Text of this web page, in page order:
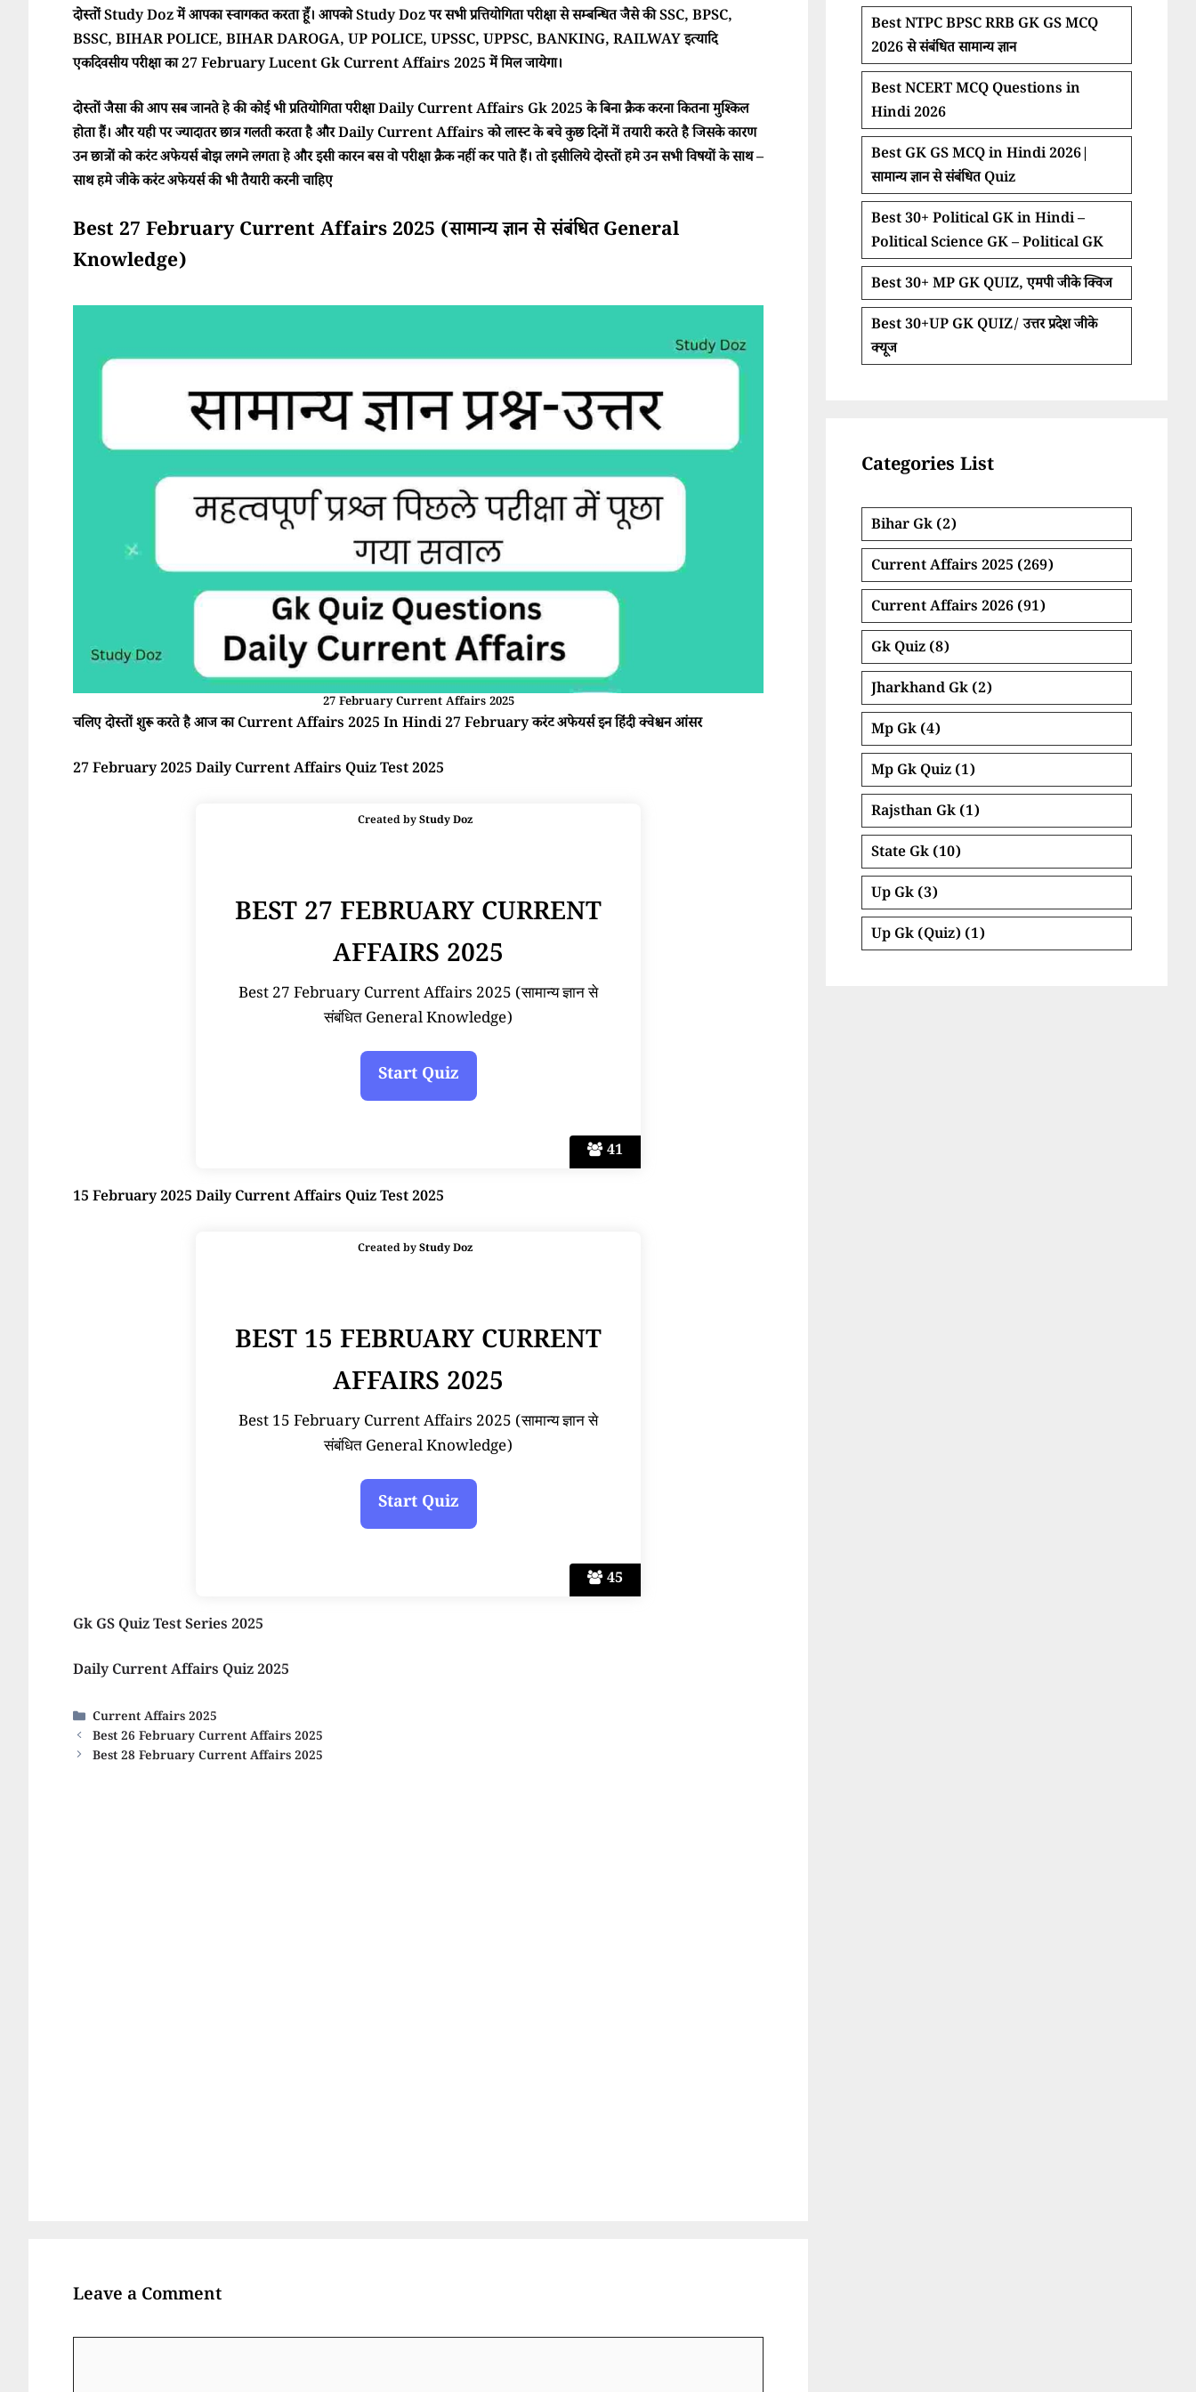
दोस्तों Study Doz में आपका स्वागकत करता हूँ। आपको Study Doz पर सभी प्रत्तियोगिता परीक्षा से सम्बन्धित जैसे की SSC, BPSC,
BSSC, BIHAR POLICE, BIHAR DAROGA, UP POLICE, UPSSC, UPPSC, BANKING, RAILWAY इत्यादि
एकदिवसीय परीक्षा का 27 February Lucent Gk Current Affairs 2025 में मिल जायेगा।
दोस्तों जैसा की आप सब जानते हे की कोई भी प्रतियोगिता परीक्षा Daily Current Affairs Gk 2025 के बिना क्रैक करना कितना मुश्किल
होता हैं। और यही पर ज्यादातर छात्र गलती करता है और Daily Current Affairs को लास्ट के बचे कुछ दिनों में तयारी करते है जिसके कारण
उन छात्रों को करंट अफेयर्स बोझ लगने लगता हे और इसी कारन बस वो परीक्षा क्रैक नहीं कर पाते हैं। तो इसीलिये दोस्तों हमे उन सभी विषयों के साथ –
साथ हमे जीके करंट अफेयर्स की भी तैयारी करनी चाहिए
Best 27 February Current Affairs 2025 (सामान्य ज्ञान से संबंधित General
Knowledge)
27 February Current Affairs 2025
चलिए दोस्तों शुरू करते है आज का Current Affairs 2025 In Hindi 27 February करंट अफेयर्स इन हिंदी क्वेश्चन आंसर
27 February 2025 Daily Current Affairs Quiz Test 2025
41
Created byStudy Doz
BEST 27 FEBRUARY CURRENT
AFFAIRS 2025
Best 27 February Current Affairs 2025 (सामान्य ज्ञान से
संबंधित General Knowledge)
15 February 2025 Daily Current Affairs Quiz Test 2025
45
Created byStudy Doz
BEST 15 FEBRUARY CURRENT
AFFAIRS 2025
Best 15 February Current Affairs 2025 (सामान्य ज्ञान से
संबंधित General Knowledge)
Gk GS Quiz Test Series 2025
Daily Current Affairs Quiz 2025
Categories
Current Affairs 2025
Best 26 February Current Affairs 2025
Best 28 February Current Affairs 2025
Leave a Comment
Best NTPC BPSC RRB GK GS MCQ
2026 से संबंधित सामान्य ज्ञान
Best NCERT MCQ Questions in
Hindi 2026
Best GK GS MCQ in Hindi 2026|
सामान्य ज्ञान से संबंधित Quiz
Best 30+ Political GK in Hindi –
Political Science GK – Political GK
Best 30+ MP GK QUIZ, एमपी जीके क्विज
Best 30+UP GK QUIZ/ उत्तर प्रदेश जीके
क्यूज
Categories List
Bihar Gk (2)
Current Affairs 2025 (269)
Current Affairs 2026 (91)
Gk Quiz (8)
Jharkhand Gk (2)
Mp Gk (4)
Mp Gk Quiz (1)
Rajsthan Gk (1)
State Gk (10)
Up Gk (3)
Up Gk (Quiz) (1)